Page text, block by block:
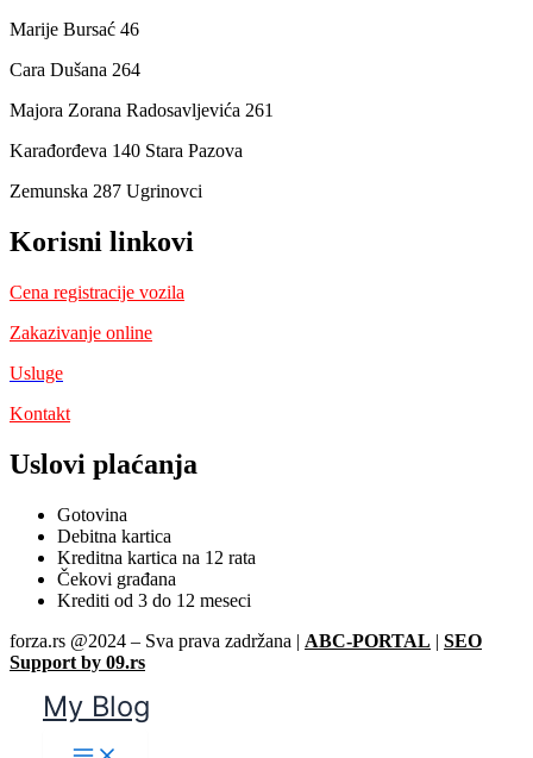
Marije Bursać 46
Cara Dušana 264
Majora Zorana Radosavljevića 261
Karađorđeva 140 Stara Pazova
Zemunska 287 Ugrinovci
Korisni linkovi
Cena registracije vozila
Zakazivanje online
Usluge
Kontakt
Uslovi plaćanja
Gotovina
Debitna kartica
Kreditna kartica na 12 rata
Čekovi građana
Krediti od 3 do 12 meseci
forza.rs @2024 – Sva prava zadržana | ABC-PORTAL | SEO
Support by 09.rs